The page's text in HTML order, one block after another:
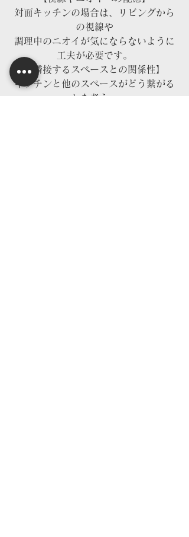
対面キッチンの場合は、リビングから
の視線や
調理中のニオイが気にならないように
工夫が必要です。
【隣接するスペースとの関係性】
キッチンと他のスペースがどう繋がる
かを考え、